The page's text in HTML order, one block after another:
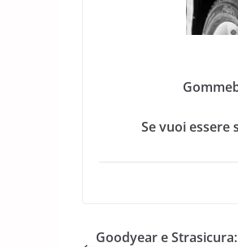
Se vuoi essere
Goodyear e